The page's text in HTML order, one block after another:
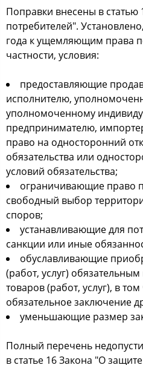
Поправки внесены в
потребителей".
года к ущемляющим права
частности, условия:
предоставляющие
исполнителю,
уполномоченному
предпринимателю,
право на односторонний
обязательства или
условий обязательства;
ограничивающие право
свободный выбор
споров;
устанавливающие для
санкции или иные
обуславливающие
(работ, услуг)
товаров (работ, услуг), в
обязательное заключение
уменьшающие размер
Полный перечень
в статье 16 Закона "О